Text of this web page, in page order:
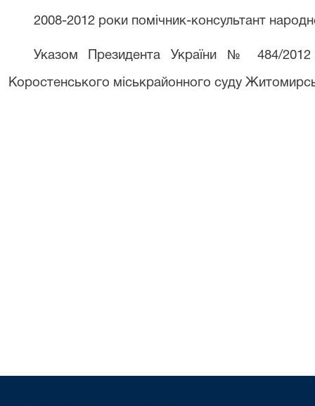
2008-2012 роки помічник-консультант
Указом Президента України № 484/2012
Коростенського міськрайонного суду